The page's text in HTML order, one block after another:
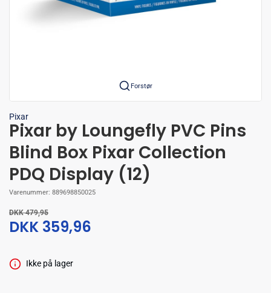
Forstør
Pixar
Pixar by Loungefly PVC Pins
Blind Box Pixar Collection
PDQ Display (12)
Varenummer: 889698850025
DKK 479,95
DKK 359,96
Ikke på lager